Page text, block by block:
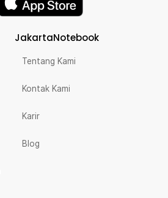
JakartaNotebook
Tentang Kami
Kontak Kami
Karir
Blog